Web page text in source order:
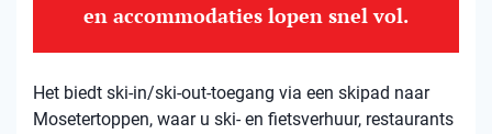
en accommodaties lopen snel vol.
Het biedt ski-in/ski-out-toegang via een skipad naar
Mosetertoppen, waar u ski- en fietsverhuur, restaurants